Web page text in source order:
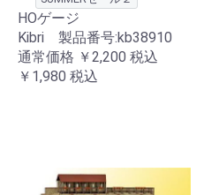
HOゲージ
Kibri 製品番号:kb38910
通常価格 ￥2,200 税込
￥1,980 税込